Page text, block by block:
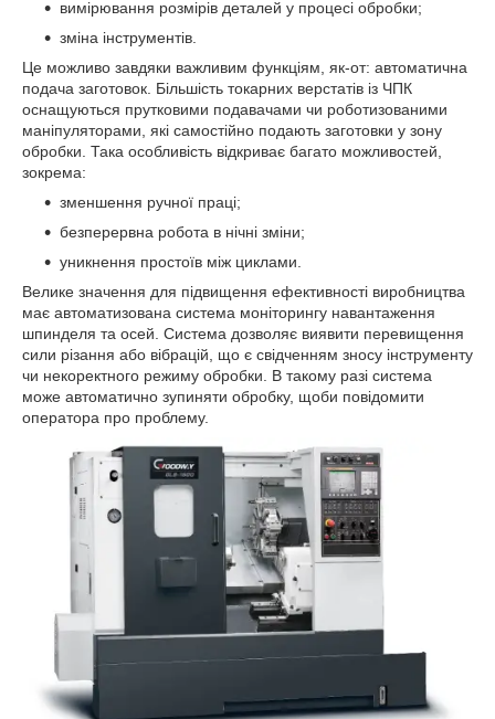
вимірювання розмірів деталей у процесі обробки;
зміна інструментів.
Це можливо завдяки важливим функціям, як-от: автоматична
подача заготовок. Більшість токарних верстатів із ЧПК
оснащуються прутковими подавачами чи роботизованими
маніпуляторами, які самостійно подають заготовки у зону
обробки. Така особливість відкриває багато можливостей,
зокрема:
зменшення ручної праці;
безперервна робота в нічні зміни;
уникнення простоїв між циклами.
Велике значення для підвищення ефективності виробництва
має автоматизована система моніторингу навантаження
шпинделя та осей. Система дозволяє виявити перевищення
сили різання або вібрацій, що є свідченням зносу інструменту
чи некоректного режиму обробки. В такому разі система
може автоматично зупиняти обробку, щоби повідомити
оператора про проблему.